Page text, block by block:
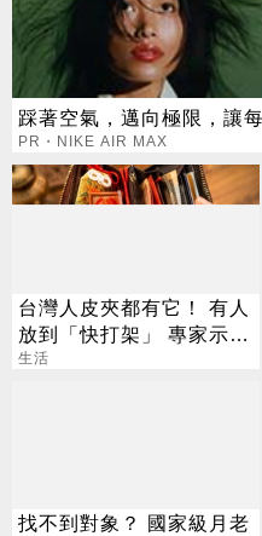
踩著空氣，邁向極限，讓
PR・NIKE AIR MAX
台灣人皮夾都有它！ 有人
放到「快打架」 專家示
警：會過期
生活
找不到對象？ 國家級月老